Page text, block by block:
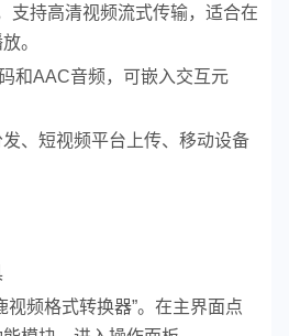
支持高清视频流式传输，适合在
。
和AAC音频，可嵌入交互元
、短视频平台上传、移动设备
视频格式转换器”。在主界面点